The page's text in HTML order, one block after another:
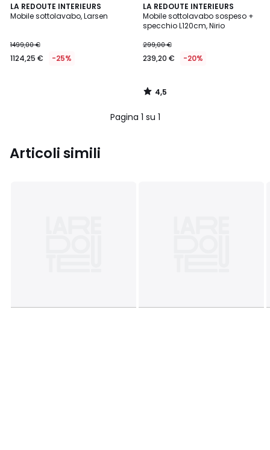
LA REDOUTE INTERIEURS
Mobile sottolavabo, Larsen
1499,00 €
1124,25 € -25%
LA REDOUTE INTERIEURS
Mobile sottolavabo sospeso +
specchio L120cm, Nirio
299,00 €
239,20 € -20%
4,5
/ 5
4,5
/
Pagina 1 su 1
Articoli simili